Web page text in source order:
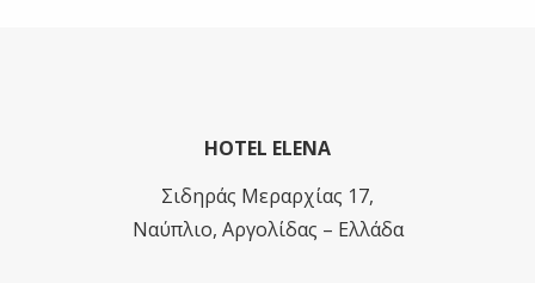
HOTEL ELENA
Σιδηράς Μεραρχίας 17,
Ναύπλιο, Αργολίδας – Ελλάδα